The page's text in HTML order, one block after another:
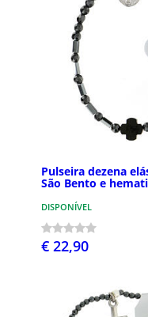
Pulseira dezena
São Bento e
DISPONÍVEL
€ 22,90